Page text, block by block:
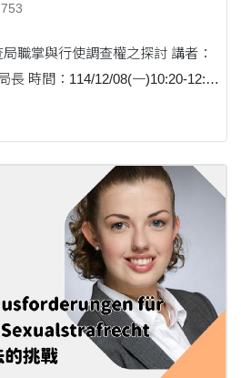
掌與行使調查權之探討 講者：
12:00